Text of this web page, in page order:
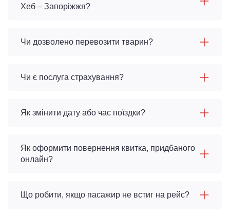
Хеб – Запоріжжя?
Чи дозволено перевозити тварин?
Чи є послуга страхування?
Як змінити дату або час поїздки?
Як оформити повернення квитка, придбаного
онлайн?
Що робити, якщо пасажир не встиг на рейс?